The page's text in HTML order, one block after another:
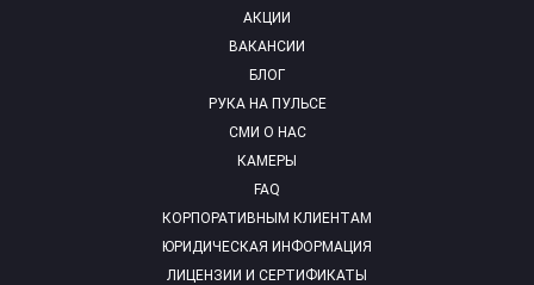
АКЦИИ
ВАКАНСИИ
БЛОГ
РУКА НА ПУЛЬСЕ
СМИ О НАС
КАМЕРЫ
FAQ
КОРПОРАТИВНЫМ КЛИЕНТАМ
ЮРИДИЧЕСКАЯ ИНФОРМАЦИЯ
ЛИЦЕНЗИИ И СЕРТИФИКАТЫ